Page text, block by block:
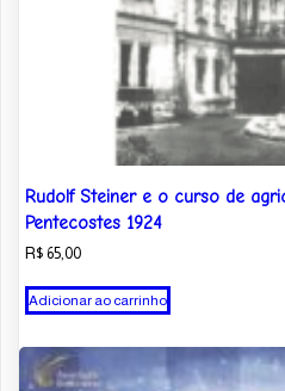
Rudolf Steiner e o curso de
Pentecostes 1924
R$ 65,00
Adicionar ao carrinho